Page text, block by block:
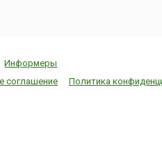
Информеры
соглашение Политика